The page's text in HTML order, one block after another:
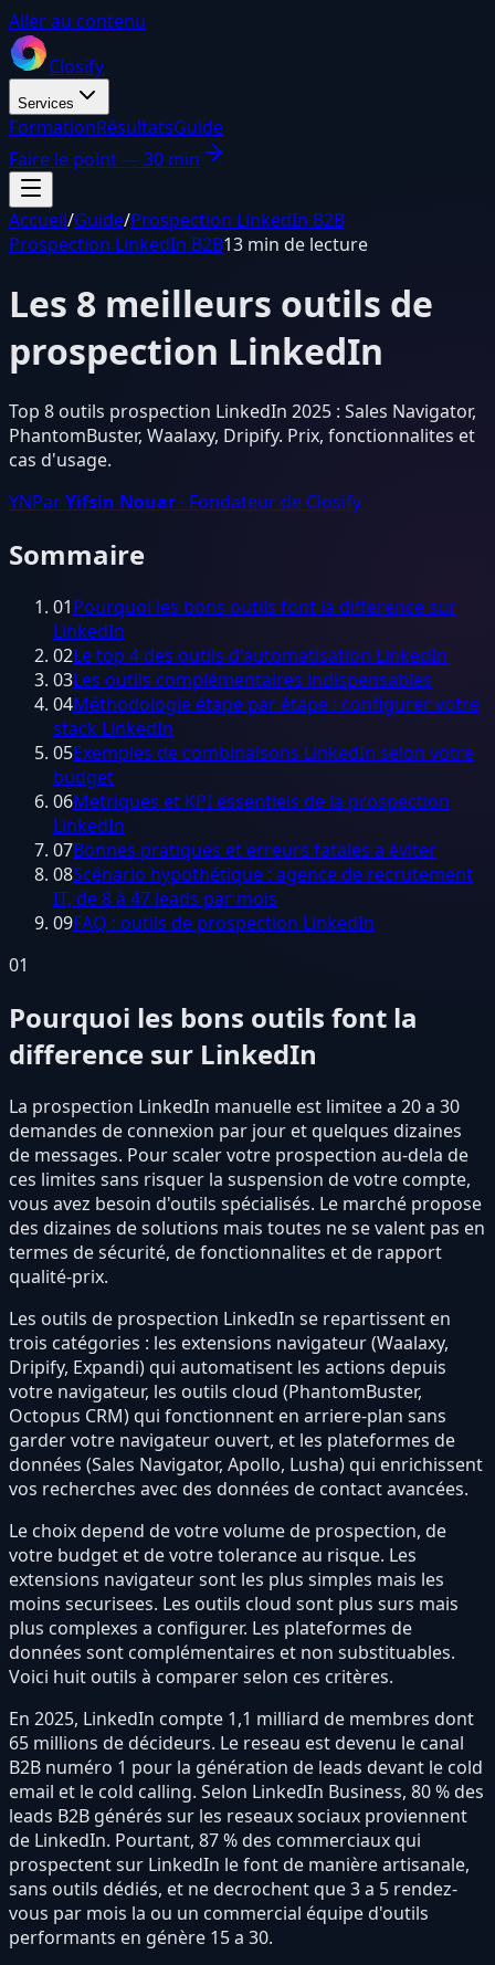
Aller au contenu
Closify
Services
FormationRésultatsGuide
Faire le point — 30 min
Accueil/Guide/Prospection LinkedIn B2B
Prospection LinkedIn B2B13 min de lecture
Les 8 meilleurs outils de
prospection LinkedIn
Top 8 outils prospection LinkedIn 2025 : Sales Navigator,
PhantomBuster, Waalaxy, Dripify. Prix, fonctionnalites et
cas d'usage.
YNParYifsin Nouar · Fondateur de Closify
Sommaire
01Pourquoi les bons outils font la difference sur
LinkedIn
02Le top 4 des outils d'automatisation LinkedIn
03Les outils complémentaires indispensables
04Méthodologie étape par étape : configurer votre
stack LinkedIn
05Exemples de combinaisons LinkedIn selon votre
budget
06Metriques et KPI essentiels de la prospection
LinkedIn
07Bonnes pratiques et erreurs fatales a éviter
08Scénario hypothétique : agence de recrutement
IT, de 8 à 47 leads par mois
09FAQ : outils de prospection LinkedIn
01
Pourquoi les bons outils font la
difference sur LinkedIn
La prospection LinkedIn manuelle est limitee a 20 a 30
demandes de connexion par jour et quelques dizaines
de messages. Pour scaler votre prospection au-dela de
ces limites sans risquer la suspension de votre compte,
vous avez besoin d'outils spécialisés. Le marché propose
des dizaines de solutions mais toutes ne se valent pas en
termes de sécurité, de fonctionnalites et de rapport
qualité-prix.
Les outils de prospection LinkedIn se repartissent en
trois catégories : les extensions navigateur (Waalaxy,
Dripify, Expandi) qui automatisent les actions depuis
votre navigateur, les outils cloud (PhantomBuster,
Octopus CRM) qui fonctionnent en arriere-plan sans
garder votre navigateur ouvert, et les plateformes de
données (Sales Navigator, Apollo, Lusha) qui enrichissent
vos recherches avec des données de contact avancées.
Le choix depend de votre volume de prospection, de
votre budget et de votre tolerance au risque. Les
extensions navigateur sont les plus simples mais les
moins securisees. Les outils cloud sont plus surs mais
plus complexes a configurer. Les plateformes de
données sont complémentaires et non substituables.
Voici huit outils à comparer selon ces critères.
En 2025, LinkedIn compte 1,1 milliard de membres dont
65 millions de décideurs. Le reseau est devenu le canal
B2B numéro 1 pour la génération de leads devant le cold
email et le cold calling. Selon LinkedIn Business, 80 % des
leads B2B générés sur les reseaux sociaux proviennent
de LinkedIn. Pourtant, 87 % des commerciaux qui
prospectent sur LinkedIn le font de manière artisanale,
sans outils dédiés, et ne decrochent que 3 a 5 rendez-
vous par mois la ou un commercial équipe d'outils
performants en génère 15 a 30.